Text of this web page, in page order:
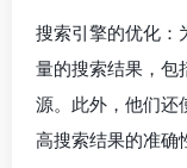
搜索引擎的优化：
量的搜索结果，包
源。此外，他们还
高搜索结果的准确